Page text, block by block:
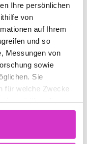
Ihre persönlichen
von
auf Ihrem
und so
Messungen von
sowie
Sie
für welche Zwecke
auf das Privacy
conversations with
podcasts from a
grow your brand